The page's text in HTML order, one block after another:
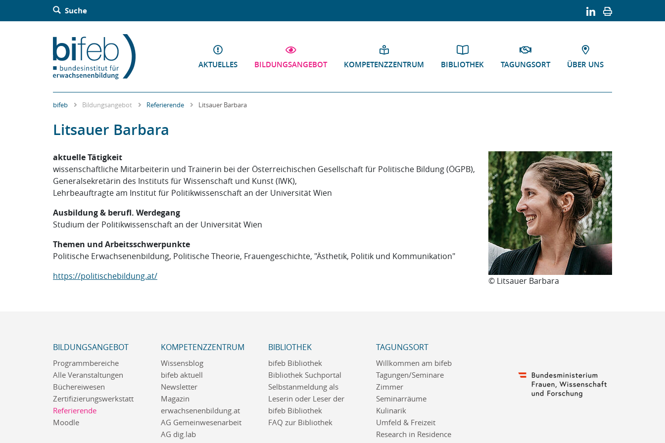
Barrierefreie Bedienung der Webseite:
Zur Navigation springen
Zur Suche springenAccesskey: [Alt+2]
Zum Inhalt springenAccesskey: [Alt+3]
Zur Sitemap springen
Zum Kontakt springen
Suche
AKTUELLES BILDUNGSANGEBOT KOMPETENZZENTRUM BIBLIOTHEK TAGUNGSORT ÜBER UNS
bifeb Bildungsangebot Referierende Litsauer Barbara
Litsauer Barbara
© Litsauer Barbara
aktuelle Tätigkeit
wissenschaftliche Mitarbeiterin und Trainerin bei der Österreichischen Gesellschaft für Politische Bildung (ÖGPB),
Generalsekretärin des Instituts für Wissenschaft und Kunst (IWK),
Lehrbeauftragte am Institut für Politikwissenschaft an der Universität Wien
Ausbildung & berufl. Werdegang
Studium der Politikwissenschaft an der Universität Wien
Themen und Arbeitsschwerpunkte
Politische Erwachsenenbildung, Politische Theorie, Frauengeschichte, "Ästhetik, Politik und Kommunikation"
https://politischebildung.at/
BILDUNGSANGEBOT
Programmbereiche
Alle Veranstaltungen
Büchereiwesen
Zertifizierungswerkstatt
Referierende
Moodle
KOMPETENZZENTRUM
Wissensblog
bifeb aktuell
Newsletter
Magazin
erwachsenenbildung.at
AG Gemeinwesenarbeit
AG dig.lab
BIBLIOTHEK
bifeb Bibliothek
Bibliothek Suchportal
Selbstanmeldung als
Leserin oder Leser der
bifeb Bibliothek
FAQ zur Bibliothek
TAGUNGSORT
Willkommen am bifeb
Tagungen/Seminare
Zimmer
Seminarräume
Kulinarik
Umfeld & Freizeit
Research in Residence